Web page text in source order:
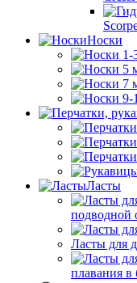
Носки
Ласты
подводной
Ласты для
плавания в